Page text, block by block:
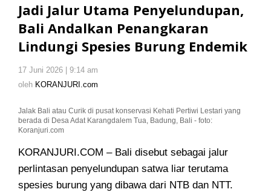
Penyelundupan,
Bali
Andalkan
Penangkaran
Endemik
Jadi Jalur Utama Penyelundupan,
Bali Andalkan Penangkaran
Lindungi Spesies Burung Endemik
17 Juni 2026 | 9:14 am
oleh KORANJURI.com
Jalak Bali atau Curik di pusat konservasi Kehati Pertiwi Lestari yang
berada di Desa Adat Karangdalem Tua, Badung, Bali - foto:
Koranjuri.com
KORANJURI.COM – Bali disebut sebagai jalur
perlintasan penyelundupan satwa liar terutama
spesies burung yang dibawa dari NTB dan NTT.